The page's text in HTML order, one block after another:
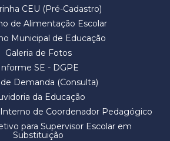
CEU (Pré-Cadastro)
de Alimentação Escolar
Municipal de Educação
Galeria de Fotos
Informe SE - DGPE
Demanda (Consulta)
da Educação
de Coordenador Pedagógico
para Supervisor Escolar em
Substituição